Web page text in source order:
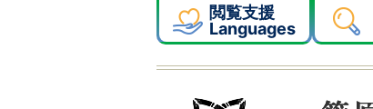
閲覧支援
Languages